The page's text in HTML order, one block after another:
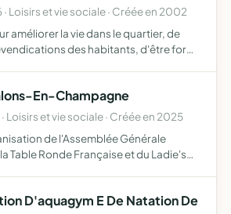
Loisirs et vie sociale · Créée en 2002
améliorer la vie dans le quartier, de
des habitants, d'être force
En-Champagne
Loisirs et vie sociale · Créée en 2025
de l'Assemblée Générale
Table Ronde Française et du Ladie's
D'aquagym E De Natation De